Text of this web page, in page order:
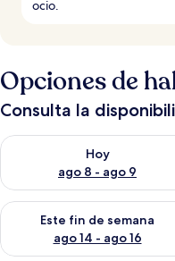
ocio.
Opciones de
Consulta la
Hoy
ago 8 - ago 9
Consulta la disponibilidad
Este fin de semana
ago 14 - ago 16
Consulta la disponibilidad